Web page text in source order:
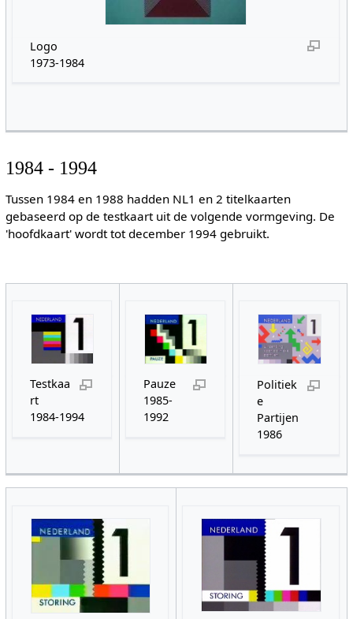
Logo
1973-1984
1984 - 1994
Tussen 1984 en 1988 hadden NL1 en 2 titelkaarten
gebaseerd op de testkaart uit de volgende vormgeving. De
'hoofdkaart' wordt tot december 1994 gebruikt.
Testkaa
rt
1984-1994
Pauze
1985-
1992
Politiek
e
Partijen
1986